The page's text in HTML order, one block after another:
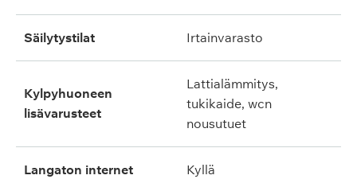
säilytystilat irtainvarasto
kylpyhuoneen
lisävarusteet
lattialämmitys,
tukikaide, wcn
nousutuet
langaton internet kyllä